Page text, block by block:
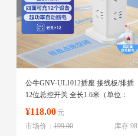
公牛GNV-UL1012插座 接线板/排插
12位总控开关 全长1.6米（单位：
个）
¥118.00 元
库存 98
市场价：199.00